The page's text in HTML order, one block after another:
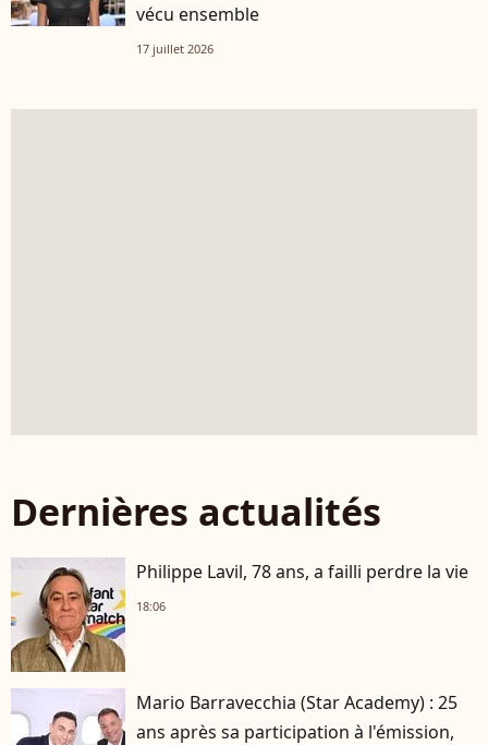
vécu ensemble
17 juillet 2026
Dernières actualités
Philippe Lavil, 78 ans, a failli perdre la vie
18:06
Mario Barravecchia (Star Academy) : 25
ans après sa participation à l'émission,